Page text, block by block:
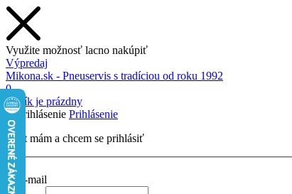
Využite možnosť lacno nakúpiť
Výpredaj
Mikona.sk - Pneuservis s tradíciou od roku 1992
0
Košík je prázdny
Prihlásenie
Účet mám a chcem se prihlásiť
E-mail